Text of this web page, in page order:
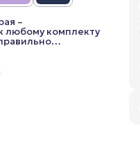
–
любому комплекту
натурального
легко
пространство.
и ширины, на
прочного и
Вы будете
свою